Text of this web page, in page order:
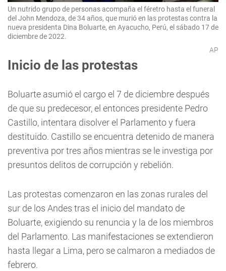
Un nutrido grupo de personas acompaña el féretro hasta el funeral
del John Mendoza, de 34 años, que murió en las protestas contra la
nueva presidenta Dina Boluarte, en Ayacucho, Perú, el sábado 17 de
diciembre de 2022.
AP
Inicio de las protestas
Boluarte asumió el cargo el 7 de diciembre después
de que su predecesor, el entonces presidente Pedro
Castillo, intentara disolver el Parlamento y fuera
destituido. Castillo se encuentra detenido de manera
preventiva por tres años mientras se le investiga por
presuntos delitos de corrupción y rebelión.
Las protestas comenzaron en las zonas rurales del
sur de los Andes tras el inicio del mandato de
Boluarte, exigiendo su renuncia y la de los miembros
del Parlamento. Las manifestaciones se extendieron
hasta llegar a Lima, pero se calmaron a mediados de
febrero.